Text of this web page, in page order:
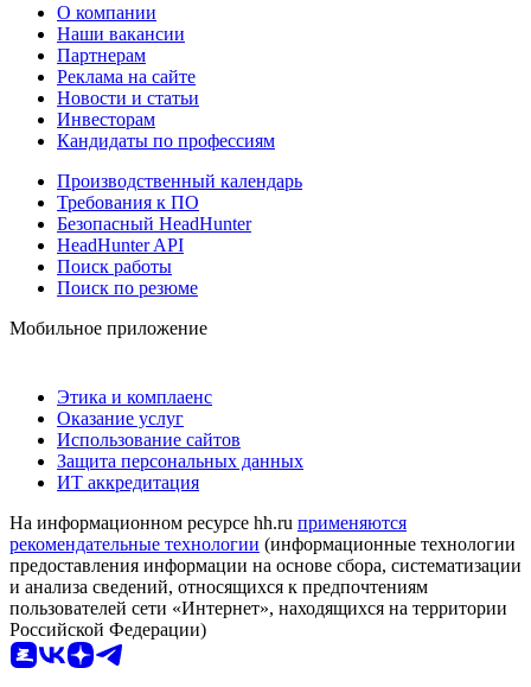
О компании
Наши вакансии
Партнерам
Реклама на сайте
Новости и статьи
Инвесторам
Кандидаты по профессиям
Производственный календарь
Требования к ПО
Безопасный HeadHunter
HeadHunter API
Поиск работы
Поиск по резюме
Мобильное приложение
Этика и комплаенс
Оказание услуг
Использование сайтов
Защита персональных данных
ИТ аккредитация
На информационном ресурсе hh.ru применяются
рекомендательные технологии (информационные технологии
предоставления информации на основе сбора, систематизации
и анализа сведений, относящихся к предпочтениям
пользователей сети «Интернет», находящихся на территории
Российской Федерации)